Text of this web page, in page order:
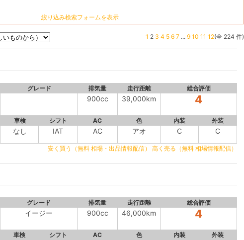
絞り込み検索フォームを表示
1 2 3 4 5 6 7... 9 10 11 12(全 224 件)
グレード 排気量 走行距離 総合評価
900cc 39,000km 4
車検 シフト AC 色 内装 外装
なし IAT AC アオ C C
安く買う（無料 相場・出品情報配信） 高く売る（無料 相場情報配信）
グレード 排気量 走行距離 総合評価
イージー 900cc 46,000km 4
車検 シフト AC 色 内装 外装